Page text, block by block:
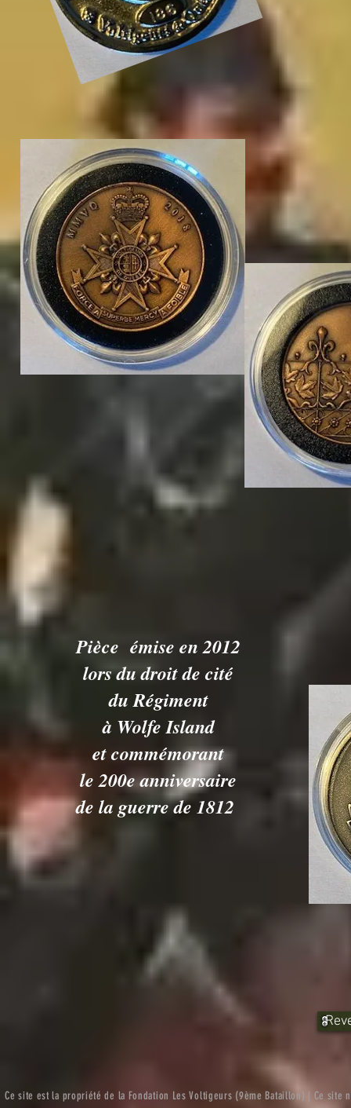
Pièce émise en 2012
lors du droit de cité
du Régiment
à Wolfe Island
et commémorant
le 200e anniversaire
de la guerre de 1812
Ce site est la propriété de la Fondation Les Voltigeurs (9ème Bataillon) | Ce